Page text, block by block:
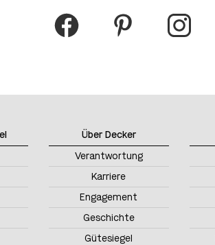
Über Decker
Verantwortung
Karriere
Engagement
Geschichte
Gütesiegel